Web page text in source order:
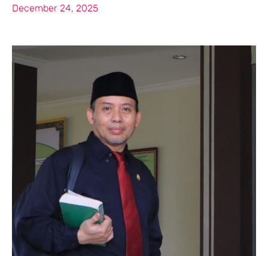
December 24, 2025